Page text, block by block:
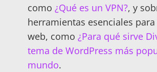
como ¿Qué es un VPN?, y
herramientas esenciales
web, como ¿Para qué sirve
tema de WordPress más
mundo.